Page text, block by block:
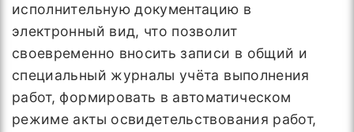
исполнительную документацию в
электронный вид, что позволит
своевременно вносить записи в общий и
специальный журналы учёта выполнения
работ, формировать в автоматическом
режиме акты освидетельствования работ,